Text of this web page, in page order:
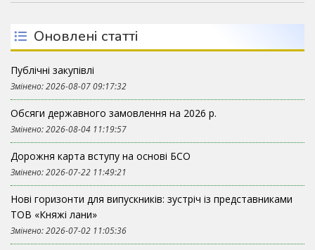
Оновлені статті
Публічні закупівлі
Змінено: 2026-08-07 09:17:32
Обсяги державного замовлення на 2026 р.
Змінено: 2026-08-04 11:19:57
Дорожня карта вступу на основі БСО
Змінено: 2026-07-22 11:49:21
Нові горизонти для випускників: зустріч із представниками
ТОВ «Княжі лани»
Змінено: 2026-07-02 11:05:36